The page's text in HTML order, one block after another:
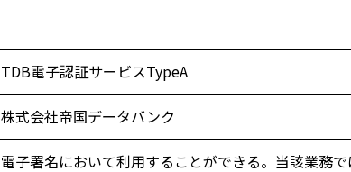
TDB電子認証サービスTypeA
株式会社帝国データバンク
電子署名において利用することができる。当該業務